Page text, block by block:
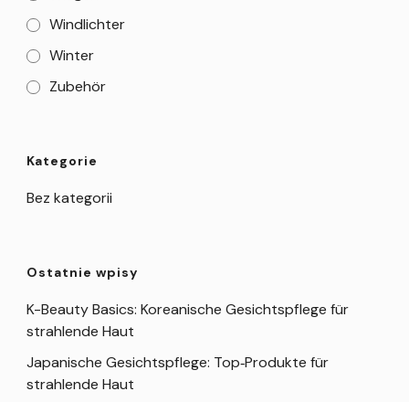
Windlichter
Winter
Zubehör
Kategorie
Bez kategorii
Ostatnie wpisy
K-Beauty Basics: Koreanische Gesichtspflege für
strahlende Haut
Japanische Gesichtspflege: Top‑Produkte für
strahlende Haut